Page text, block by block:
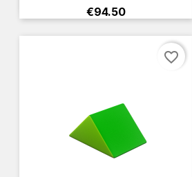
Price
€94.50
favorite_border